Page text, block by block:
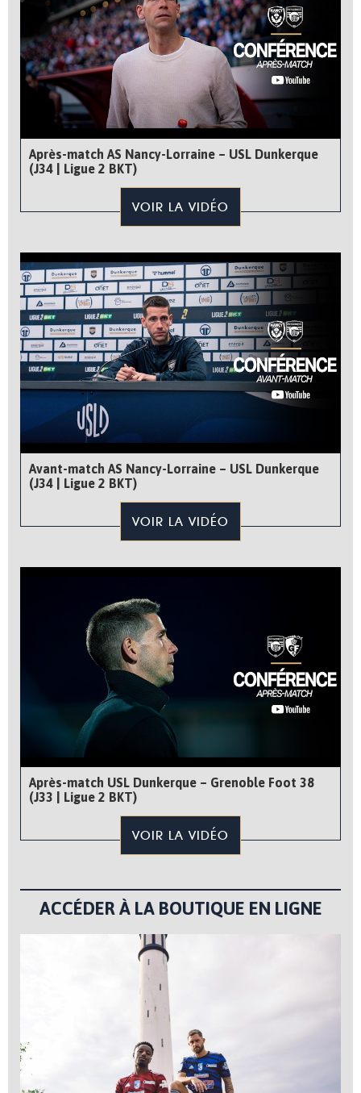
Après-match AS Nancy-Lorraine – USL Dunkerque
(J34 | Ligue 2 BKT)
VOIR LA VIDÉO
Avant-match AS Nancy-Lorraine – USL Dunkerque
(J34 | Ligue 2 BKT)
VOIR LA VIDÉO
Après-match USL Dunkerque – Grenoble Foot 38
(J33 | Ligue 2 BKT)
VOIR LA VIDÉO
ACCÉDER À LA BOUTIQUE EN LIGNE